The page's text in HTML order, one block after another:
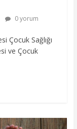
0 yorum
Çocuk Sağlığı
ve Çocuk